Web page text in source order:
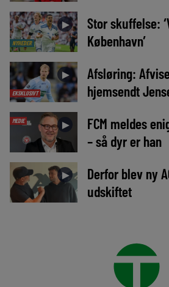
NYHEDER
►
Stor skuffelse:
København’
EKSKLUSIVT
►
Afsløring:
hjemsendt
MEDIE ►
FCM meldes
– så dyr er han
►
Derfor blev ny
udskiftet